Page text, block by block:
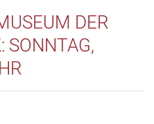
DER
SONNTAG,